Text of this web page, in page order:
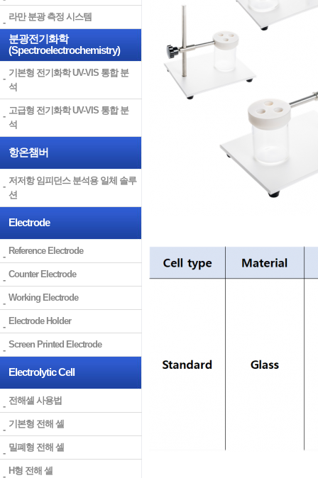
라만 분광 측정 시스템
분광전기화학
(Spectroelectrochemistry)
기본형 전기화학 UV-VIS 통합 분
석
고급형 전기화학 UV-VIS 통합 분
석
항온챔버
저저항 임피던스 분석용 일체 솔루
션
Electrode
Reference Electrode
Counter Electrode
Working Electrode
Electrode Holder
Screen Printed Electrode
Electrolytic Cell
전해셀 사용법
기본형 전해 셀
밀폐형 전해 셀
H형 전해 셀